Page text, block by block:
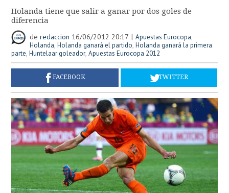
Holanda tiene que salir a ganar por dos goles de
diferencia
deredaccion 16/06/2012 20:17 Apuestas Eurocopa,
Holanda,Holanda ganará el partido,Holanda ganará la primera
parte,Huntelaar goleador,Apuestas Eurocopa 2012
FACEBOOK TWITTER